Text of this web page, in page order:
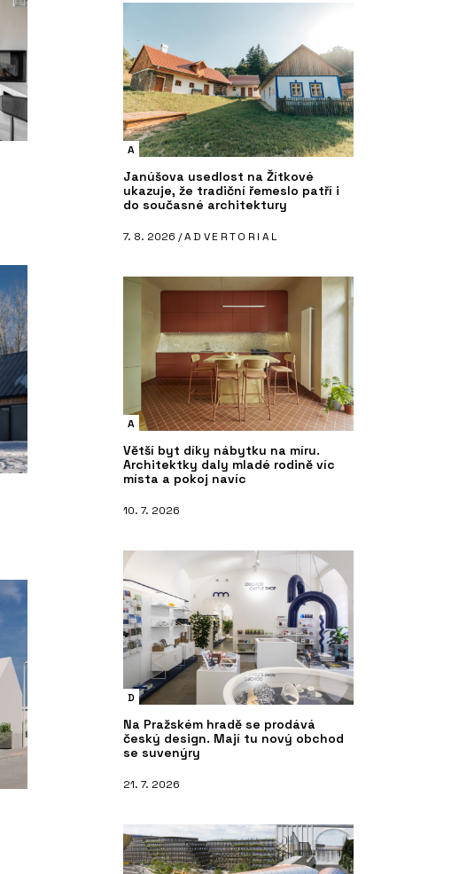
A
Janúšova usedlost na Žítkové
ukazuje, že tradiční řemeslo patří i
do současné architektury
7. 8. 2026 /ADVERTORIAL
A
Větší byt díky nábytku na míru.
Architektky daly mladé rodině víc
místa a pokoj navíc
10. 7. 2026
D
Na Pražském hradě se prodává
český design. Mají tu nový obchod
se suvenýry
21. 7. 2026